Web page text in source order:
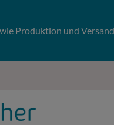
Produktion und